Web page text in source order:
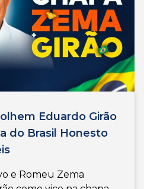
Eduardo Girão
do Brasil Honesto
e Romeu Zema